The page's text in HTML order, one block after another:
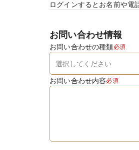
ログインするとお名前や電
お問い合わせ情報
お問い合わせの種類必須
お問い合わせ内容必須